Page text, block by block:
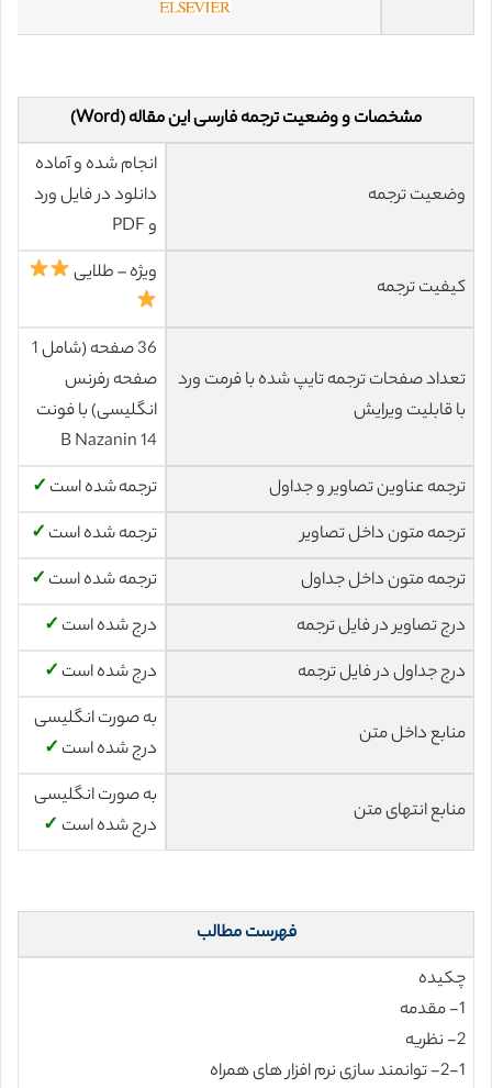
مشخصات و وضعیت ترجمه فارسی این مقاله (Word)
وضعیت ترجمه
انجام شده و آماده
دانلود در فایل ورد
و PDF
کیفیت ترجمه
ویژه – طلایی
تعداد صفحات ترجمه تایپ شده با فرمت ورد
با قابلیت ویرایش
36 صفحه (شامل 1
صفحه رفرنس
انگلیسی) با فونت
14 B Nazanin
ترجمه عناوین تصاویر و جداول
ترجمه شده است ✓
ترجمه متون داخل تصاویر
ترجمه شده است ✓
ترجمه متون داخل جداول
ترجمه شده است ✓
درج تصاویر در فایل ترجمه
درج شده است ✓
درج جداول در فایل ترجمه
درج شده است ✓
منابع داخل متن
به صورت انگلیسی
درج شده است ✓
منابع انتهای متن
به صورت انگلیسی
درج شده است ✓
فهرست مطالب
چکیده
1- مقدمه
2- نظریه
2-1- توانمند سازی نرم افزار های همراه